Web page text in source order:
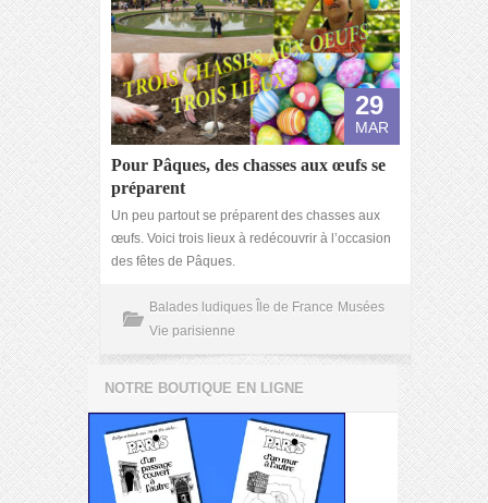
29
MAR
Pour Pâques, des chasses aux œufs se
préparent
Un peu partout se préparent des chasses aux
œufs. Voici trois lieux à redécouvrir à l’occasion
des fêtes de Pâques.
Balades ludiques Île de France Musées
Vie parisienne
NOTRE BOUTIQUE EN LIGNE